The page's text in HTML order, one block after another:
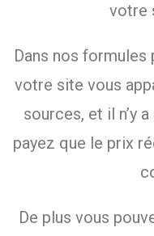
votre
Dans nos formules
votre site vous
sources, et il n’y
payez que le prix
De plus vous